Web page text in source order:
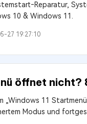
10 & Windows 11.
27 19:27:10
öffnet nicht?
„Windows 11
Modus und